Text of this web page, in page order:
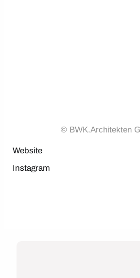
© BWK.Architekten
Website
Instagram